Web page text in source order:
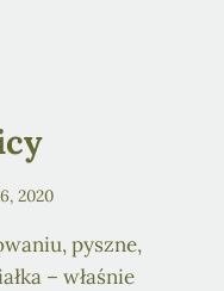
2020
pyszne,
– właśnie